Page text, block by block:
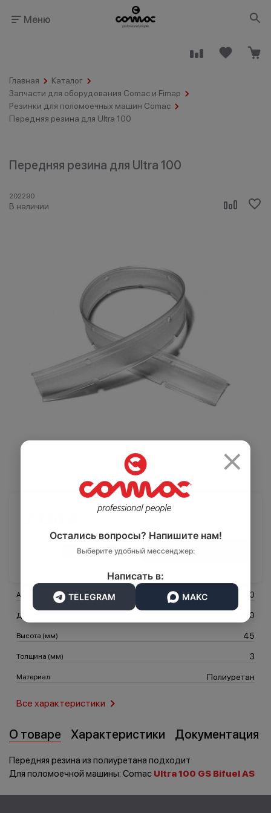
Меню
Главная
Каталог
Запчасти для оборудования Comac и Fimap
Резинки для поломоечных машин Comac
Передняя резина для Ultra 100
Передняя резина для Ultra 100
202290
В наличии
Артикул 202290
Длина (мм) 1280
Высота (мм) 45
Толщина (мм) 3
Материал Полиуретан
Все характеристики
В корзину
О товаре Характеристики Документация
Передняя резина из полиуретана подходит
Для поломоечной машины: Comac Ultra 100 GS Bifuel AS
назначения
Салоны красоты
и спортзалы
Автомобильная
промышленность
Логистика Транспорт
×
Остались вопросы? Напишите нам!
Выберите удобный мессенджер:
Написать в:
TELEGRAM МАКС